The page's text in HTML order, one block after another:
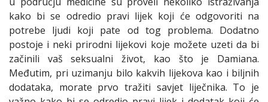
kako bi se odredio pravi lijek koji će odgovoriti na
potrebe ljudi koji pate od tog problema. Dodatno
postoje i neki prirodni lijekovi koje možete uzeti da bi
začinili vaš seksualni život, kao što je Damiana.
Međutim, pri uzimanju bilo kakvih lijekova kao i biljnih
dodataka, morate prvo tražiti savjet liječnika. To je